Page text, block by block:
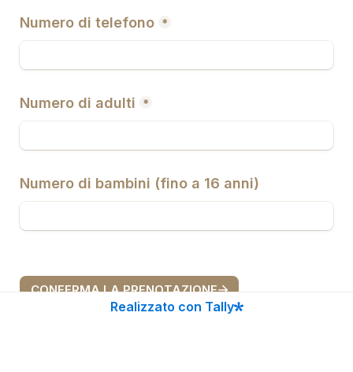
Numero di telefono *
Numero di adulti *
Numero di bambini (fino a 16 anni)
CONFERMA LA PRENOTAZIONE
Realizzato con Tally